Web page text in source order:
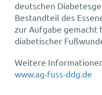
deutschen
Bestandteil des
zur Aufgabe gemacht
diabetischer
Weitere
www.ag-fuss-ddg.de